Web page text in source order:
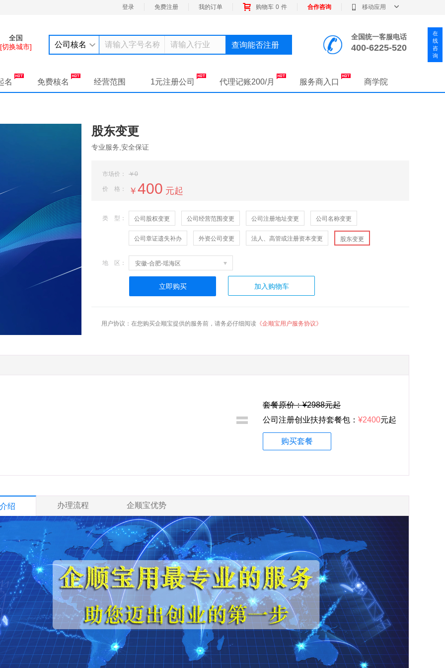
登录 免费注册 我的订单 购物车 0 件 合作咨询 移动应用
全国
[切换城市]
公司核名 查询能否注册
全国统一客服电话
400-6225-520
名 免费核名 经营范围 1元注册公司 代理记账200/月 服务商入口 商学院
股东变更
专业服务,安全保证
市场价： ￥0
价 格： ￥ 400 元起
类 型： 公司股权变更 公司经营范围变更 公司注册地址变更 公司名称变更
公司章证遗失补办 外资公司变更 法人、高管或注册资本变更 股东变更
地 区： 安徽-合肥-瑶海区
立即购买 加入购物车
用户协议：在您购买企顺宝提供的服务前，请务必仔细阅读 《企顺宝用户服务协议》
套餐原价：¥2988元起
公司注册创业扶持套餐包： ¥2400元起
购买套餐
绍 办理流程 企顺宝优势